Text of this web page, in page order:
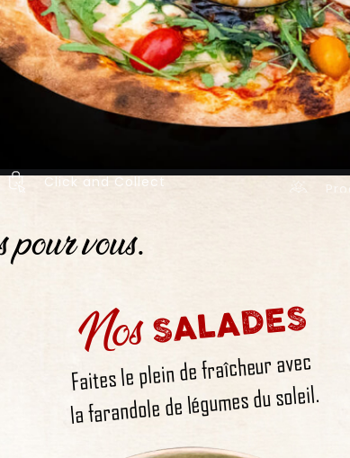
Click and Collect
vous.
NosSALADES
Faites le plein de fraîcheur avec
la farandole de légumes du soleil.